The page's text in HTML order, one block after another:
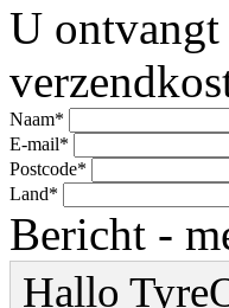
U
Naam*
E-mail*
Postcode*
Land*
Bericht -
Hallo